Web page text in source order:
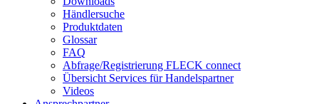
Händlersuche
Produktdaten
Glossar
FAQ
Abfrage/Registrierung FLECK connect
Übersicht Services für Handelspartner
Videos